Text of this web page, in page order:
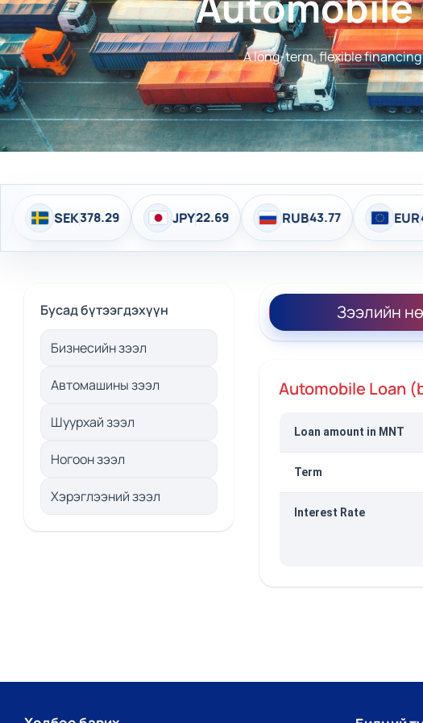
A long-term, flexible
378.29 JPY 22.69 RUB 43.77 EUR 4,141.04
Бусад бүтээгдэхүүн
Бизнесийн зээл
Автомашины зээл
Шуурхай зээл
Ногоон зээл
Хэрэглээний зээл
Зээлийн
Automobile Loan
Loan amount in MNT
Term
Interest Rate